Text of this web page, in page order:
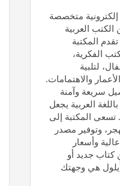
إلكترونية متخصصة
العربية
المكتبة
الفكرية،
لتلبية
والاهتمامات.
سريعة وآمنة
العربية يجعل
المكتبة إلى
وتوفير مصدر
وأسعار
جديد أو
أيلول هي وجهتك